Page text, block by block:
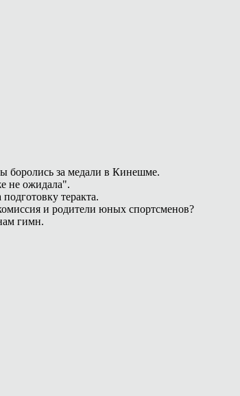
боролись за медали в Кинешме.
не ожидала".
теракта.
и родители юных спортсменов?
гимн.